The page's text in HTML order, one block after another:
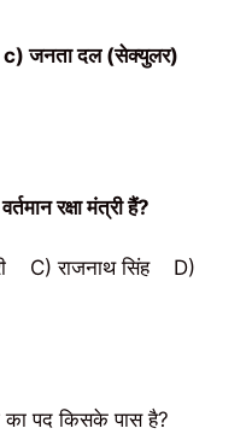
c) जनता दल (सेक्युलर)
रक्षा मंत्री हैं?
C) राजनाथ सिंह D)
का पद किसके पास है?